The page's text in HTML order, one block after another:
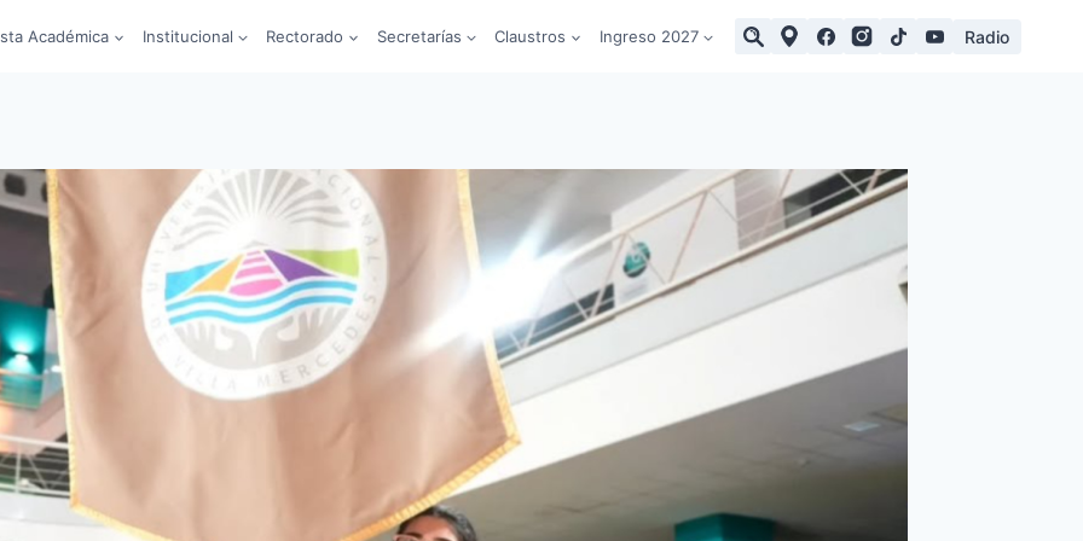
Académica Institucional Rectorado Secretarías Claustros Ingreso 2027 Radio